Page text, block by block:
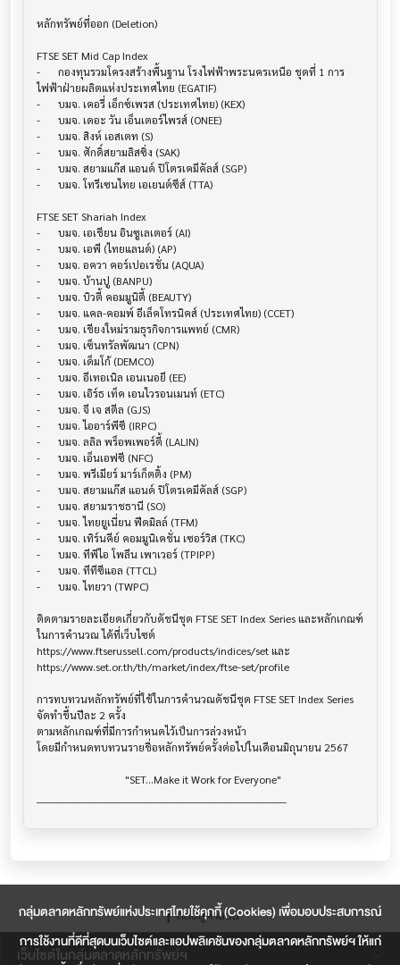
กลุ่มตลาดหลักทรัพย์แห่งประเทศไทยใช้คุกกี้ (Cookies) เพื่อมอบประสบการณ์
การใช้งานที่ดีที่สุดบนเว็บไซต์และแอปพลิเคชันของกลุ่มตลาดหลักทรัพย์ฯ ให้แก่
หลักทรัพย์ที่ออก (Deletion)
FTSE SET Mid Cap Index
-	กองทุนรวมโครงสร้างพื้นฐาน โรงไฟฟ้าพระนครเหนือ ชุดที่ 1 การ
ไฟฟ้าฝ่ายผลิตแห่งประเทศไทย (EGATIF)
-	บมจ. เคอรี่ เอ็กซ์เพรส (ประเทศไทย) (KEX)
-	บมจ. เดอะ วัน เอ็นเตอร์ไพรส์ (ONEE)
-	บมจ. สิงห์ เอสเตท (S)
-	บมจ. ศักดิ์สยามลิสซิ่ง (SAK)
-	บมจ. สยามแก๊ส แอนด์ ปิโตรเคมีคัลส์ (SGP)
-	บมจ. โทรีเซนไทย เอเยนต์ซีส์ (TTA)
FTSE SET Shariah Index
-	บมจ. เอเชียน อินซูเลเตอร์ (AI)
-	บมจ. เอพี (ไทยแลนด์) (AP)
-	บมจ. อควา คอร์เปอเรชั่น (AQUA)
-	บมจ. บ้านปู (BANPU)
-	บมจ. บิวตี้ คอมมูนิตี้ (BEAUTY)
-	บมจ. แคล-คอมพ์ อีเล็คโทรนิคส์ (ประเทศไทย) (CCET)
-	บมจ. เชียงใหม่รามธุรกิจการแพทย์ (CMR)
-	บมจ. เซ็นทรัลพัฒนา (CPN)
-	บมจ. เด็มโก้ (DEMCO)
-	บมจ. อีเทอเนิล เอนเนอยี (EE)
-	บมจ. เอิร์ธ เท็ค เอนไวรอนเมนท์ (ETC)
-	บมจ. จี เจ สตีล (GJS)
-	บมจ. ไออาร์พีซี (IRPC)
-	บมจ. ลลิล พร็อพเพอร์ตี้ (LALIN)
-	บมจ. เอ็นเอฟซี (NFC)
-	บมจ. พรีเมียร์ มาร์เก็ตติ้ง (PM)
-	บมจ. สยามแก๊ส แอนด์ ปิโตรเคมีคัลส์ (SGP)
-	บมจ. สยามราชธานี (SO)
-	บมจ. ไทยยูเนี่ยน ฟีดมิลล์ (TFM)
-	บมจ. เทิร์นคีย์ คอมมูนิเคชั่น เซอร์วิส (TKC)
-	บมจ. ทีพีไอ โพลีน เพาเวอร์ (TPIPP)
-	บมจ. ทีทีซีแอล (TTCL)
-	บมจ. ไทยวา (TWPC)
ติดตามรายละเอียดเกี่ยวกับดัชนีชุด FTSE SET Index Series และหลักเกณฑ์
ในการคำนวณ ได้ที่เว็บไซต์
https://www.ftserussell.com/products/indices/set และ
https://www.set.or.th/th/market/index/ftse-set/profile
การทบทวนหลักทรัพย์ที่ใช้ในการคำนวณดัชนีชุด FTSE SET Index Series
จัดทำขึ้นปีละ 2 ครั้ง
ตามหลักเกณฑ์ที่มีการกำหนดไว้เป็นการล่วงหน้า
โดยมีกำหนดทบทวนรายชื่อหลักทรัพย์ครั้งต่อไปในเดือนมิถุนายน 2567
กลับสู่ด้านบน
เว็บไซต์ในกลุ่มตลาดหลักทรัพย์ฯ